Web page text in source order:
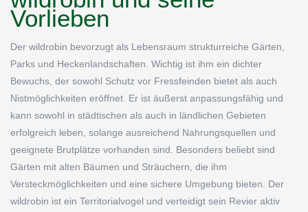
Vorlieben
Der wildrobin bevorzugt als Lebensraum strukturreiche Gärten,
Parks und Heckenlandschaften. Wichtig ist ihm ein dichter
Bewuchs, der sowohl Schutz vor Fressfeinden bietet als auch
Nistmöglichkeiten eröffnet. Er ist äußerst anpassungsfähig und
kann sowohl in städtischen als auch in ländlichen Gebieten
erfolgreich leben, solange ausreichend Nahrungsquellen und
geeignete Brutplätze vorhanden sind. Besonders beliebt sind
Gärten mit alten Bäumen und Sträuchern, die ihm
Versteckmöglichkeiten und eine sichere Umgebung bieten. Der
wildrobin ist ein Territorialvogel und verteidigt sein Revier aktiv